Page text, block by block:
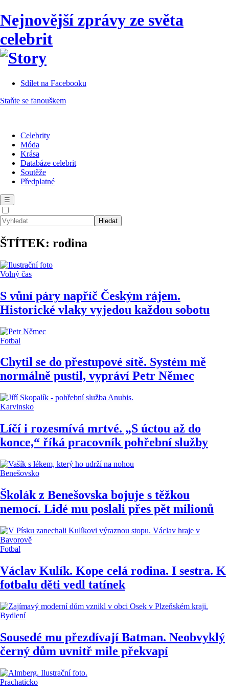
Nejnovější zprávy ze světa
celebrit
Sdílet na Facebooku
Staňte se fanouškem
Celebrity
Móda
Krása
Databáze celebrit
Soutěže
Předplatné
☰
ŠTÍTEK: rodina
Volný čas
S vůní páry napříč Českým rájem.
Historické vlaky vyjedou každou sobotu
Fotbal
Chytil se do přestupové sítě. Systém mě
normálně pustil, vypráví Petr Němec
Karvinsko
Líčí i rozesmívá mrtvé. „S úctou až do
konce,“ říká pracovník pohřební služby
Benešovsko
Školák z Benešovska bojuje s těžkou
nemocí. Lidé mu poslali přes pět milionů
Fotbal
Václav Kulík. Kope celá rodina. I sestra. K
fotbalu děti vedl tatínek
Bydlení
Sousedé mu přezdívají Batman. Neobvyklý
černý dům uvnitř mile překvapí
Prachaticko